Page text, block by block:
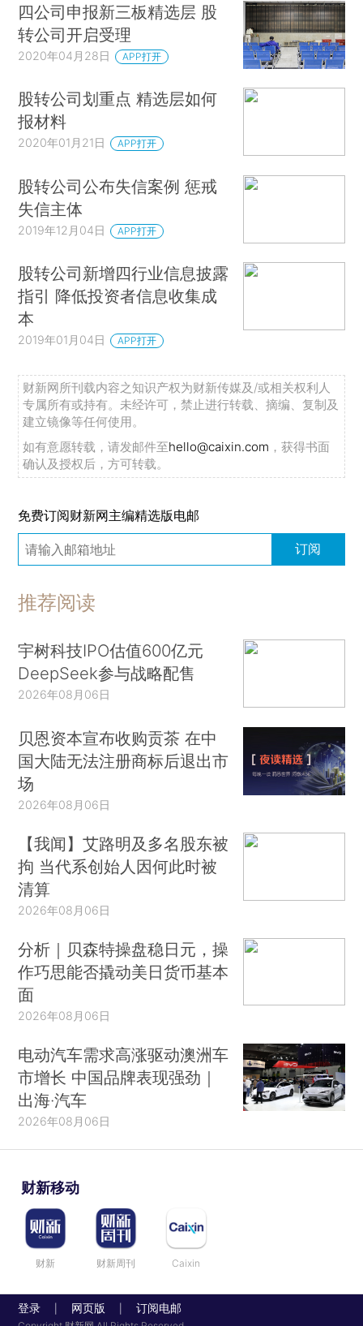
四公司申报新三板精选层 股
转公司开启受理
2020年04月28日 APP打开
股转公司划重点 精选层如何
报材料
2020年01月21日 APP打开
股转公司公布失信案例 惩戒
失信主体
2019年12月04日 APP打开
股转公司新增四行业信息披露
指引 降低投资者信息收集成
本
2019年01月04日 APP打开
财新网所刊载内容之知识产权为财新传媒及/或相关权利人
专属所有或持有。未经许可，禁止进行转载、摘编、复制及
建立镜像等任何使用。
如有意愿转载，请发邮件至hello@caixin.com ，获得书面
确认及授权后，方可转载。
免费订阅财新网主编精选版电邮
订阅
推荐阅读
宇树科技IPO估值600亿元
DeepSeek参与战略配售
2026年08月06日
贝恩资本宣布收购贡茶 在中
国大陆无法注册商标后退出市
场
2026年08月06日
【我闻】艾路明及多名股东被
拘 当代系创始人因何此时被
清算
2026年08月06日
分析｜贝森特操盘稳日元，操
作巧思能否撬动美日货币基本
面
2026年08月06日
电动汽车需求高涨驱动澳洲车
市增长 中国品牌表现强劲｜
出海·汽车
2026年08月06日
财新移动
财新 财新周刊 Caixin
登录 网页版 订阅电邮